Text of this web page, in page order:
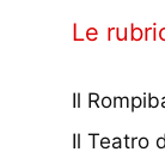
Le
Il
Il Teatro